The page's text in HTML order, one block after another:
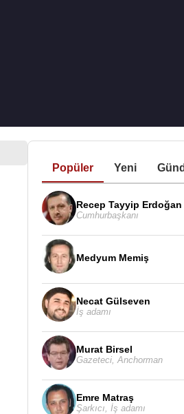
Popüler Yeni
Recep Tayyip Erdoğan
Cumhurbaşkanı
Medyum Memiş
Necat Gülseven
İş adamı
Murat Birsel
Gazeteci, Anchorman
Emre Matraş
Şarkıcı İş adamı